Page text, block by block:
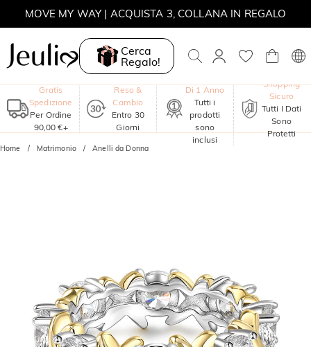
MOVE MY WAY | ACQUISTA 3, COLLANA IN REGALO
Cerca
Regalo!
Gratis
Spedizione
Per Ordine
90,00 €+
Reso &
Cambio
Entro 30
Giorni
Di 1 Anno
Tutti i
prodotti
sono
inclusi
Shopping
Sicuro
Tutti I Dati
Sono
Protetti
Home Matrimonio Anelli da Donna